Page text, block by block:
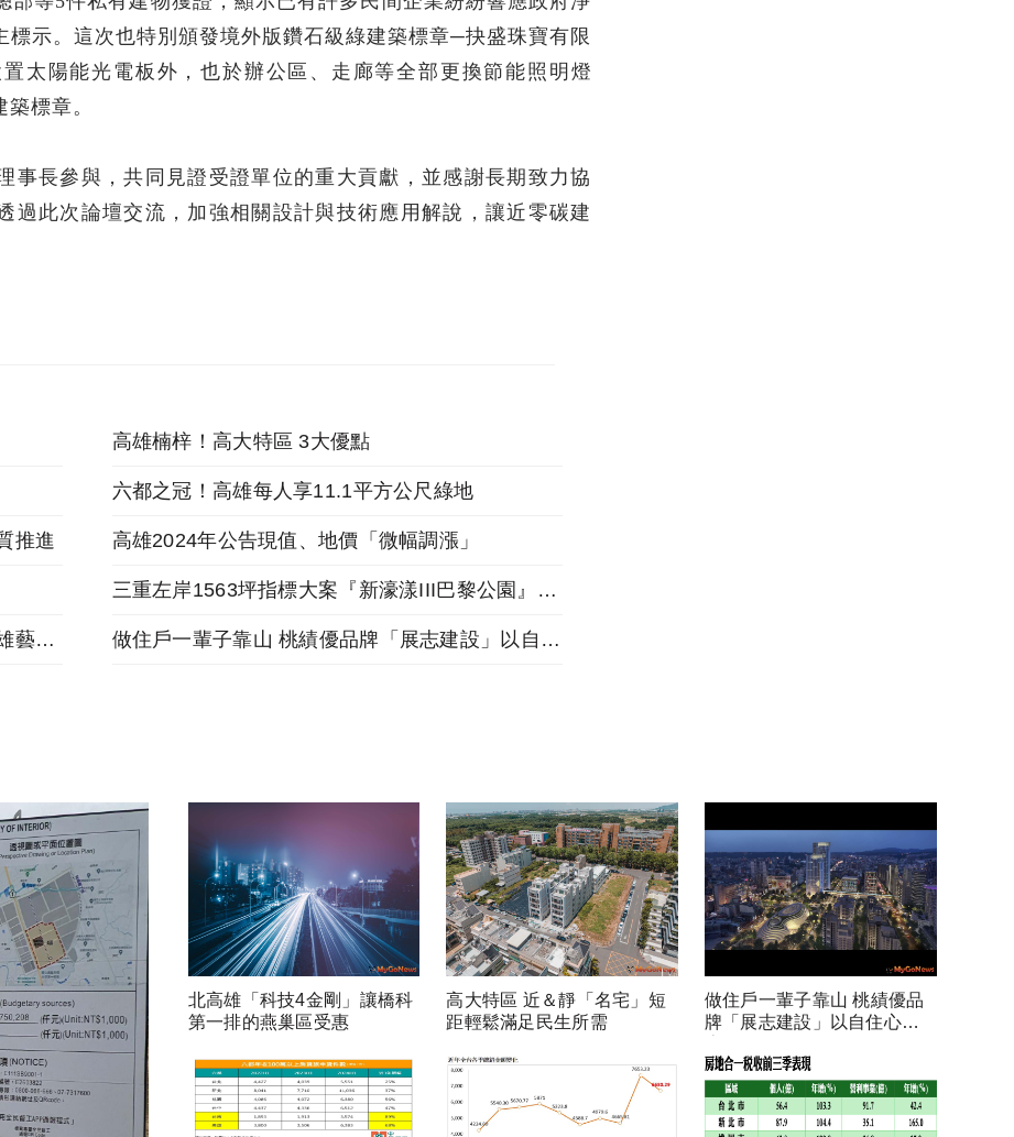
示。這次也特別頒發境外版鑽石級綠建築標章─抉盛珠寶有限
太陽能光電板外，也於辦公區、走廊等全部更換節能照明燈
標章。
事長參與，共同見證受證單位的重大貢獻，並感謝長期致力協
過此次論壇交流，加強相關設計與技術應用解說，讓近零碳建
高雄楠梓！高大特區 3大優點
六都之冠！高雄每人享11.1平方公尺綠地
推進 高雄2024年公告現值、地價「微幅調漲」
三重左岸1563坪指標大案『新濠漾III巴黎公園』熱銷開工
跟著麥當勞投資金店舖，福星北路商圈「遠雄藝舍」金店炙手可熱 做住戶一輩子靠山 桃績優品牌「展志建設」以自住心蓋房
北高雄「科技4金剛」讓橋科
第一排的燕巢區受惠
高大特區 近＆靜「名宅」短
距輕鬆滿足民生所需
做住戶一輩子靠山 桃績優品
牌「展志建設」以自住心蓋